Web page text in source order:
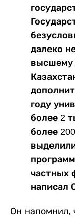
далеко
высшему
году
более 2
более
частных
написал
Он напомнил,